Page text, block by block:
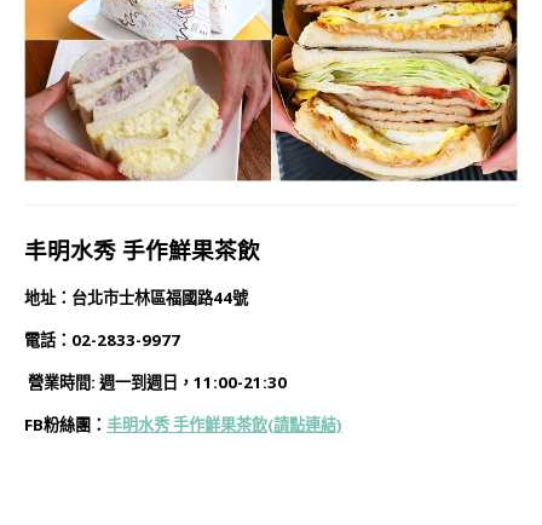
丰明水秀 手作鮮果茶飲
地址：台北市士林區福國路44號
電話：02-2833-9977
營業時間: 週一到週日，11:00-21:30
FB粉絲團： 丰明水秀 手作鮮果茶飲(請點連結)